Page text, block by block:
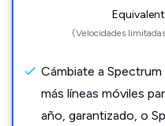
(Velocidades
Cámbiate a
más líneas móviles
año, garantizado, o